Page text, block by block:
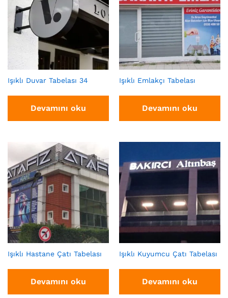
Işıklı Duvar Tabelası 34
Devamını oku
Işıklı Emlakçı Tabelası
Devamını oku
Işıklı Hastane Çatı Tabelası
Devamını oku
Işıklı Kuyumcu Çatı Tabelası
Devamını oku